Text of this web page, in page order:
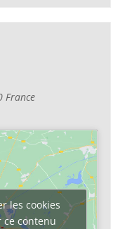
France
les cookies
ce contenu